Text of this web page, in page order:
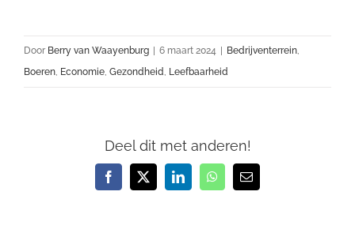
Door Berry van Waayenburg 6 maart 2024 Bedrijventerrein,
Boeren, Economie, Gezondheid, Leefbaarheid
Deel dit met anderen!
Facebook
X LinkedInWhatsApp
E-